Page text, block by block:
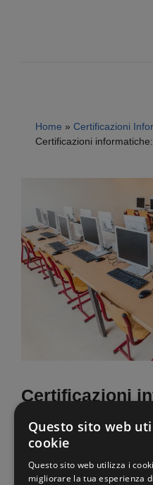
Home » Certificazioni
Certificazioni
Certificazioni
5 Dicembre 2022
Questo sito web
cookie
Questo sito web utilizza i
migliorare la tua esperienza